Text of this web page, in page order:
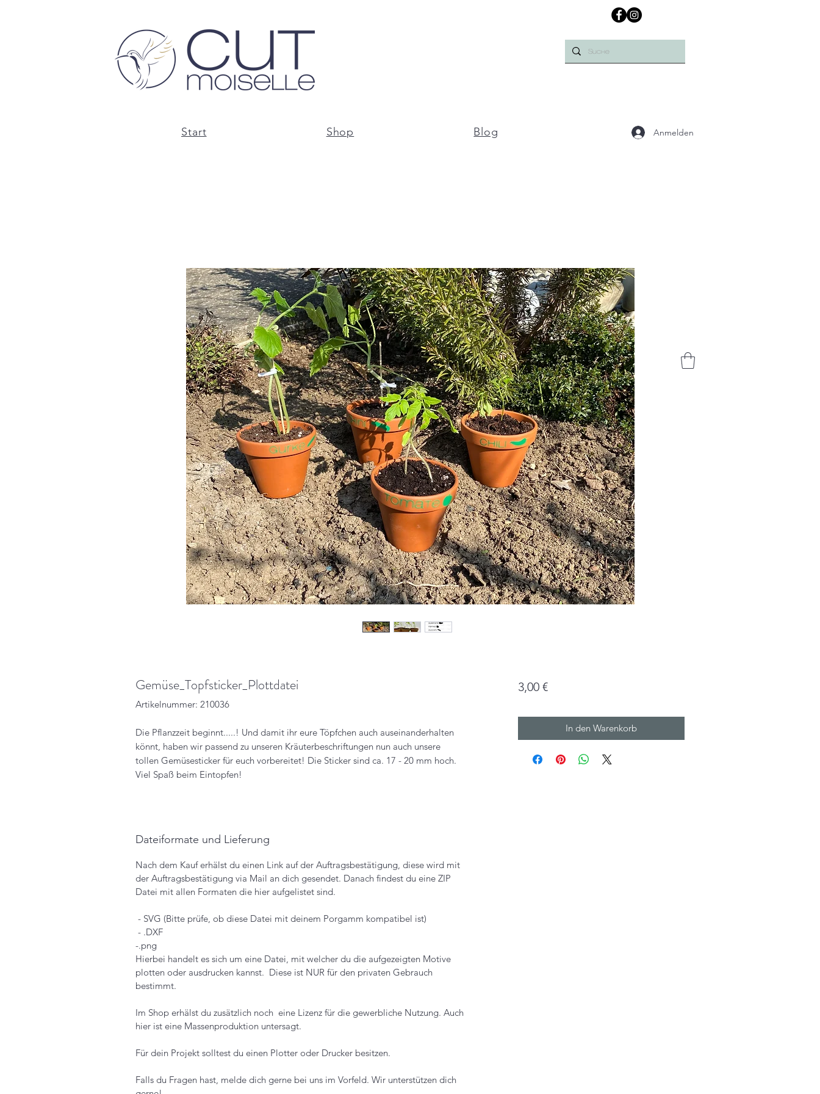
Start Shop Blog Anmelden
Gemüse_Topfsticker_Plottdatei
Artikelnummer: 210036
Die Pflanzzeit beginnt.....! Und damit ihr eure Töpfchen auch auseinanderhalten
könnt, haben wir passend zu unseren Kräuterbeschriftungen nun auch unsere
tollen Gemüsesticker für euch vorbereitet! Die Sticker sind ca. 17 - 20 mm hoch.
Viel Spaß beim Eintopfen!
Dateiformate und Lieferung
Nach dem Kauf erhälst du einen Link auf der Auftragsbestätigung, diese wird mit
der Auftragsbestätigung via Mail an dich gesendet. Danach findest du eine ZIP
Datei mit allen Formaten die hier aufgelistet sind.
- SVG (Bitte prüfe, ob diese Datei mit deinem Porgamm kompatibel ist)
- .DXF
-.png
Hierbei handelt es sich um eine Datei, mit welcher du die aufgezeigten Motive
plotten oder ausdrucken kannst. Diese ist NUR für den privaten Gebrauch
bestimmt.
Im Shop erhälst du zusätzlich noch eine Lizenz für die gewerbliche Nutzung. Auch
hier ist eine Massenproduktion untersagt.
Für dein Projekt solltest du einen Plotter oder Drucker besitzen.
Falls du Fragen hast, melde dich gerne bei uns im Vorfeld. Wir unterstützen dich
3,00 €Preis
In den Warenkorb